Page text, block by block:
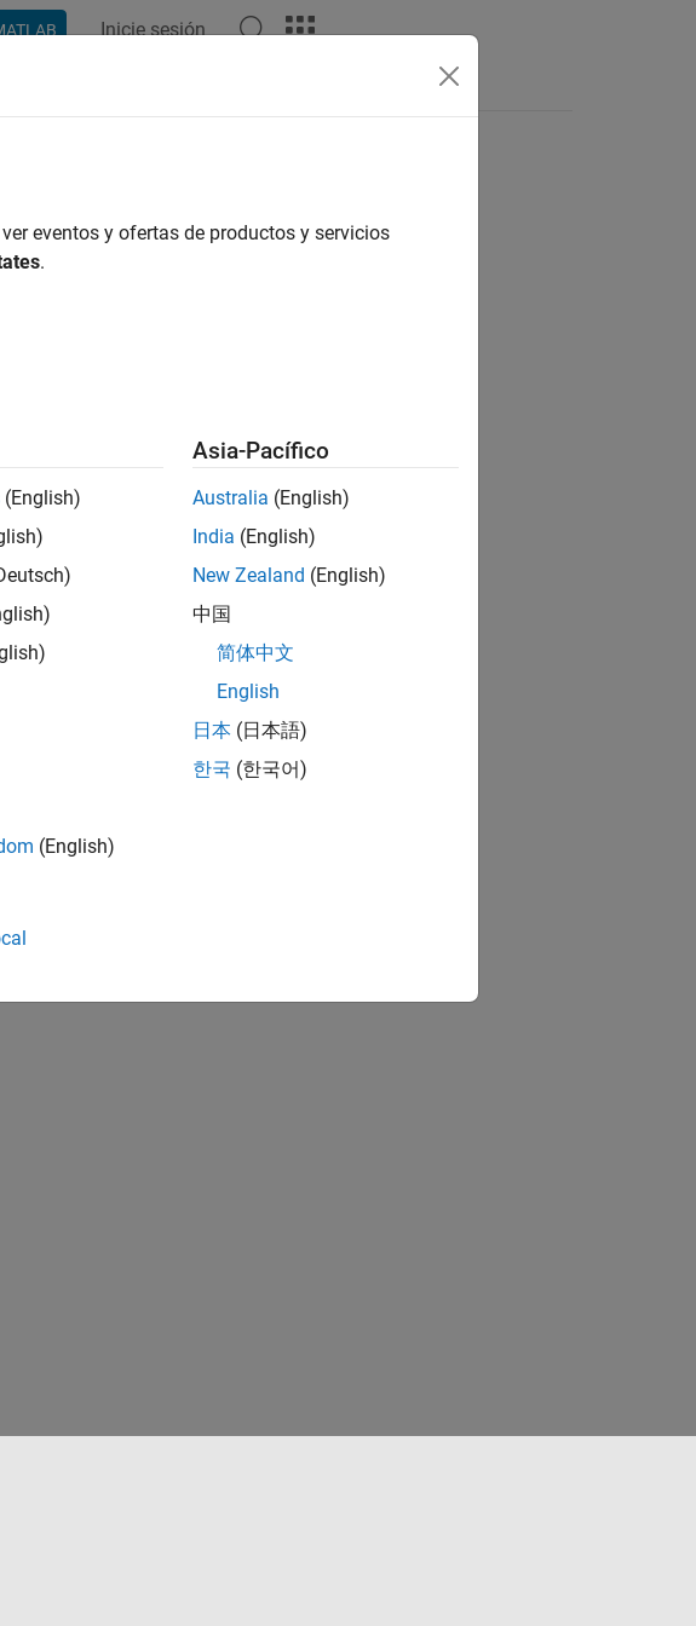
Inicie sesión
útil fue esta traducción?
eventos y ofertas de productos y servicios
.
(English)
(English)
Asia-Pacífico
Australia (English)
India (English)
New Zealand (English)
中国
简体中文
English
日本 (日本語)
한국 (한국어)